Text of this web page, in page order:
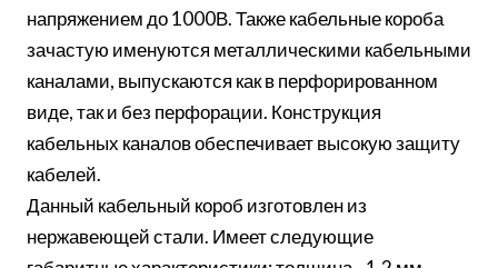
напряжением до 1000В. Также кабельные короба
зачастую именуются металлическими кабельными
каналами, выпускаются как в перфорированном
виде, так и без перфорации. Конструкция
кабельных каналов обеспечивает высокую защиту
кабелей.
Данный кабельный короб изготовлен из
нержавеющей стали. Имеет следующие